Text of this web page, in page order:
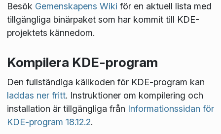
Besök Gemenskapens Wiki för en aktuell lista med
tillgängliga binärpaket som har kommit till KDE-
projektets kännedom.
Kompilera KDE-program
Den fullständiga källkoden för KDE-program kan
laddas ner fritt. Instruktioner om kompilering och
installation är tillgängliga från Informationssidan för
KDE-program 18.12.2.